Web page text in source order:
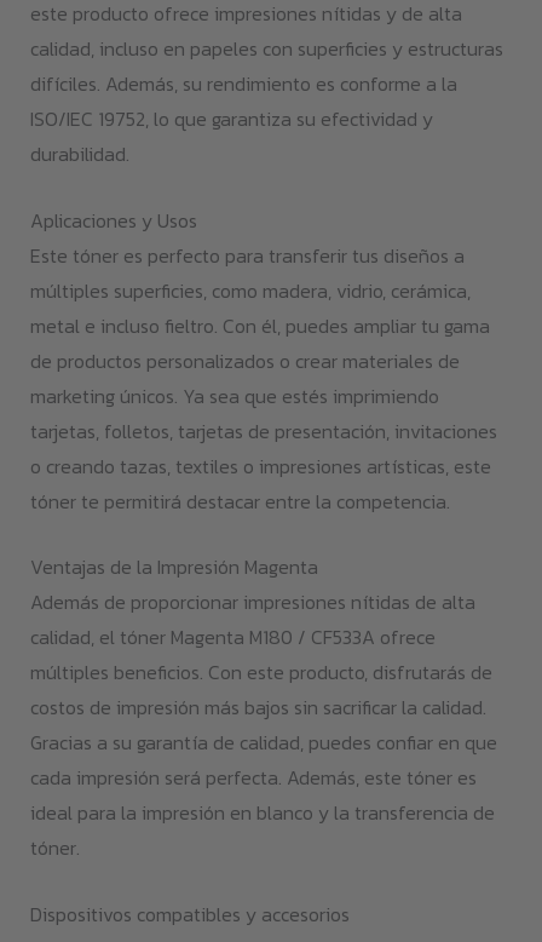
este producto ofrece impresiones nítidas y de alta
calidad, incluso en papeles con superficies y estructuras
difíciles. Además, su rendimiento es conforme a la
ISO/IEC 19752, lo que garantiza su efectividad y
durabilidad.
Aplicaciones y Usos
Este tóner es perfecto para transferir tus diseños a
múltiples superficies, como madera, vidrio, cerámica,
metal e incluso fieltro. Con él, puedes ampliar tu gama
de productos personalizados o crear materiales de
marketing únicos. Ya sea que estés imprimiendo
tarjetas, folletos, tarjetas de presentación, invitaciones
o creando tazas, textiles o impresiones artísticas, este
tóner te permitirá destacar entre la competencia.
Ventajas de la Impresión Magenta
Además de proporcionar impresiones nítidas de alta
calidad, el tóner Magenta M180 / CF533A ofrece
múltiples beneficios. Con este producto, disfrutarás de
costos de impresión más bajos sin sacrificar la calidad.
Gracias a su garantía de calidad, puedes confiar en que
cada impresión será perfecta. Además, este tóner es
ideal para la impresión en blanco y la transferencia de
tóner.
Dispositivos compatibles y accesorios